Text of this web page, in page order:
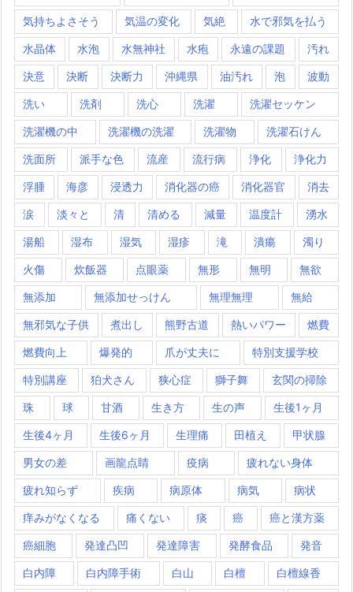
気持ちよさそう 気温の変化 気絶 水で邪気を払う
水晶体 水泡 水無神社 水疱 永遠の課題 汚れ
決意 決断 決断力 沖縄県 油汚れ 泡 波動
洗い 洗剤 洗心 洗濯 洗濯セッケン
洗濯機の中 洗濯機の洗濯 洗濯物 洗濯石けん
洗面所 派手な色 流産 流行病 浄化 浄化力
浮腫 海彦 浸透力 消化器の癌 消化器官 消去
涙 淡々と 清 清める 減量 温度計 湧水
湯船 湿布 湿気 湿疹 滝 潰瘍 濁り
火傷 炊飯器 点眼薬 無形 無明 無欲
無添加 無添加せっけん 無理無理 無給
無邪気な子供 煮出し 熊野古道 熱いパワー 燃費
燃費向上 爆発的 爪が丈夫に 特別支援学校
特別講座 狛犬さん 狭心症 獅子舞 玄関の掃除
珠 球 甘酒 生き方 生の声 生後1ヶ月
生後4ヶ月 生後6ヶ月 生理痛 田植え 甲状腺
男女の差 画龍点睛 疫病 疲れない身体
疲れ知らず 疾病 病原体 病気 病状
痒みがなくなる 痛くない 痰 癌 癌と漢方薬
癌細胞 発達凸凹 発達障害 発酵食品 発音
白内障 白内障手術 白山 白檀 白檀線香